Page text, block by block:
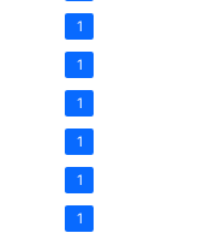
1
1
1
1
1
1